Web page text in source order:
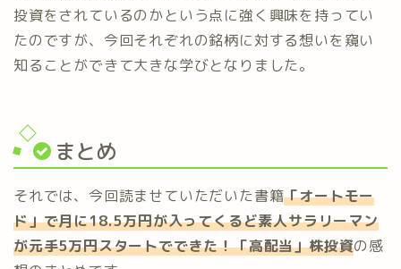
投資をされているのかという点に強く興味を持ってい
たのですが、今回それぞれの銘柄に対する想いを窺い
知ることができて大きな学びとなりました。
まとめ
それでは、今回読ませていただいた書籍「オートモー
ド」で月に18.5万円が入ってくるど素人サラリーマン
が元手5万円スタートでできた！「高配当」株投資の感